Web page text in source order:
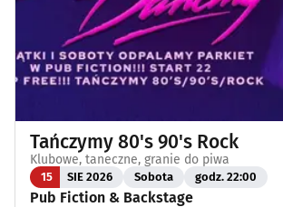
Tańczymy 80's 90's Rock
Klubowe, taneczne, granie do piwa
15 SIE 2026 Sobota godz. 22:00
Pub Fiction & Backstage